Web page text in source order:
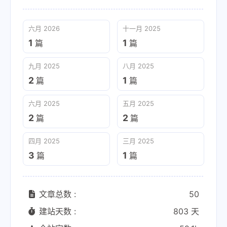
六月 2026
1 篇
十一月 2025
1 篇
九月 2025
2 篇
八月 2025
1 篇
六月 2025
2 篇
五月 2025
2 篇
四月 2025
3 篇
三月 2025
1 篇
文章总数 :
50
建站天数 :
803 天